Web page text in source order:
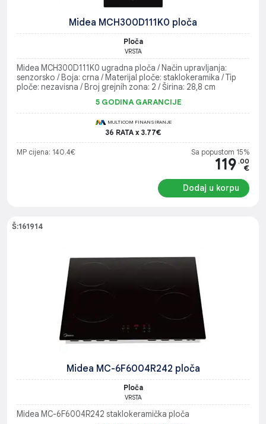
Midea MCH300D111K0 ploča
Ploča
VRSTA
Midea MCH300D111K0 ugradna ploča / Način upravljanja:
senzorsko / Boja: crna / Materijal ploče: staklokeramika / Tip
ploče: nezavisna / Broj grejnih zona: 2 / Širina: 28,8 cm
5 GODINA GARANCIJE
MULTICOM FINANSIRANJE
36 RATA x 3.77€
MP cijena: 140.4€ Sa popustom 15%
119 .00
€
Dodaj u korpu
Š:161914
Midea MC-6F6004R242 ploča
Ploča
VRSTA
Midea MC-6F6004R242 staklokeramička ploča